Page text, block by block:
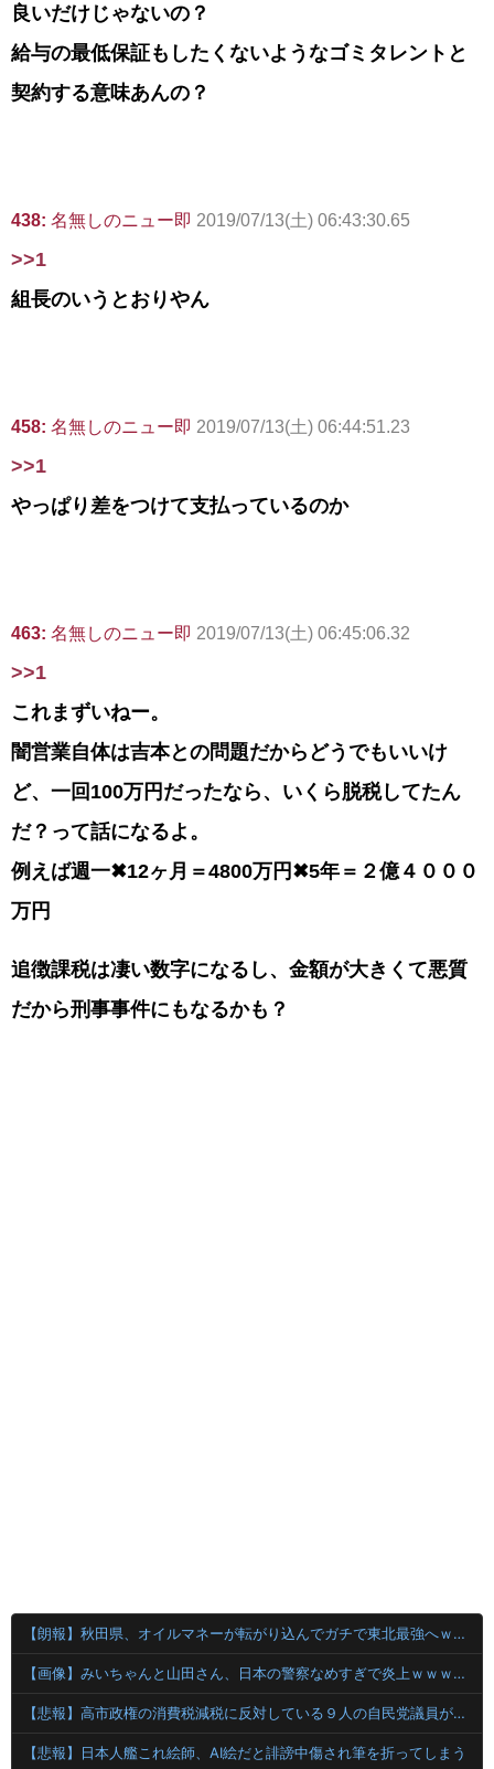
良いだけじゃないの？
給与の最低保証もしたくないようなゴミタレントと
契約する意味あんの？
438: 名無しのニュー即 2019/07/13(土) 06:43:30.65
>>1
組長のいうとおりやん
458: 名無しのニュー即 2019/07/13(土) 06:44:51.23
>>1
やっぱり差をつけて支払っているのか
463: 名無しのニュー即 2019/07/13(土) 06:45:06.32
>>1
これまずいねー。
闇営業自体は吉本との問題だからどうでもいいけ
ど、一回100万円だったなら、いくら脱税してたん
だ？って話になるよ。
例えば週一✖12ヶ月＝4800万円✖5年＝２億４０００
万円
追徴課税は凄い数字になるし、金額が大きくて悪質
だから刑事事件にもなるかも？
【朗報】秋田県、オイルマネーが転がり込んでガチで東北最強へｗｗｗｗｗｗｗｗｗｗｗｗ
【画像】みいちゃんと山田さん、日本の警察なめすぎで炎上ｗｗｗｗwｗｗｗｗｗｗｗｗｗ
【悲報】高市政権の消費税減税に反対している９人の自民党議員が全て判明！！！！ やっぱりコイツラかｗｗｗｗｗ
【悲報】日本人艦これ絵師、AI絵だと誹謗中傷され筆を折ってしまう